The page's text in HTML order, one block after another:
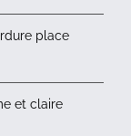
place
et claire